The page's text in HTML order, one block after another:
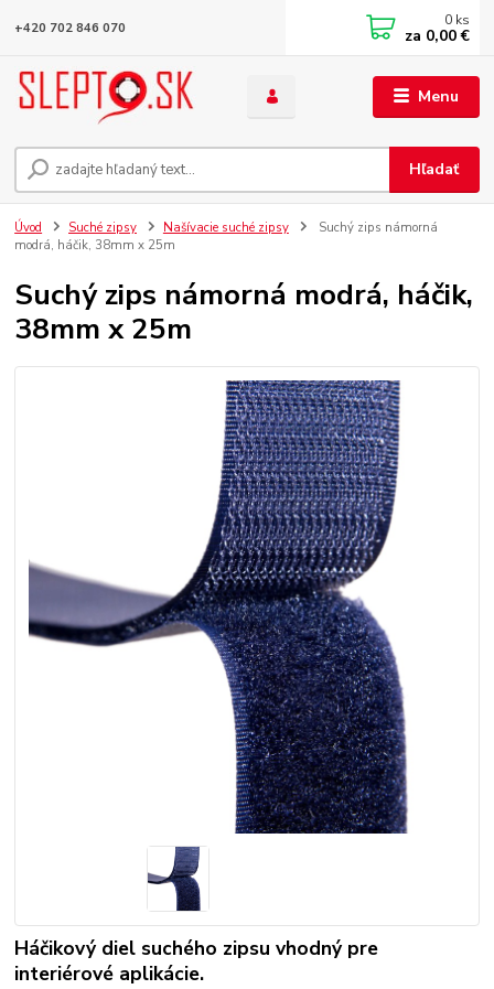
Menu
Hľadať
+420 702 846 070 0 ks
za 0,00 €
Úvod Suché zipsy Našívacie suché zipsy
Suchý zips námorná
modrá, háčik, 38mm x 25m
Suchý zips námorná modrá, háčik,
38mm x 25m
Háčikový diel suchého zipsu vhodný pre
interiérové aplikácie.